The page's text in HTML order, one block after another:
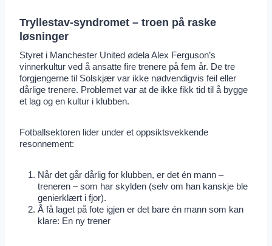
Tryllestav-syndromet – troen på raske
løsninger
Styret i Manchester United ødela Alex Ferguson’s
vinnerkultur ved å ansatte fire trenere på fem år. De tre
forgjengerne til Solskjær var ikke nødvendigvis feil eller
dårlige trenere. Problemet var at de ikke fikk tid til å bygge
et lag og en kultur i klubben.
Fotballsektoren lider under et oppsiktsvekkende
resonnement:
Når det går dårlig for klubben, er det én mann –
treneren – som har skylden (selv om han kanskje ble
genierklært i fjor).
Å få laget på fote igjen er det bare én mann som kan
klare: En ny trener